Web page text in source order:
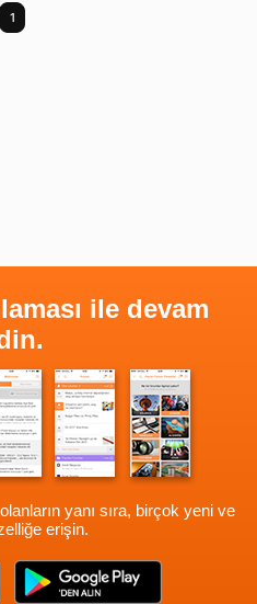
1
ile devam
yanı sıra, birçok yeni ve
erişin.